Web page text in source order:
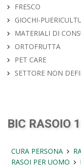
FRESCO
GIOCHI-
MATERIALI DI
ORTOFRUTTA
PET CARE
SETTORE NON
BIC RASOIO
CURA PERSONA
RASOI PER UOMO